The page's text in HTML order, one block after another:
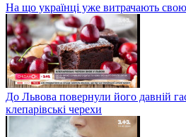
На що українці уже витрачають
До Львова повернули його давній
клепарівські черехи